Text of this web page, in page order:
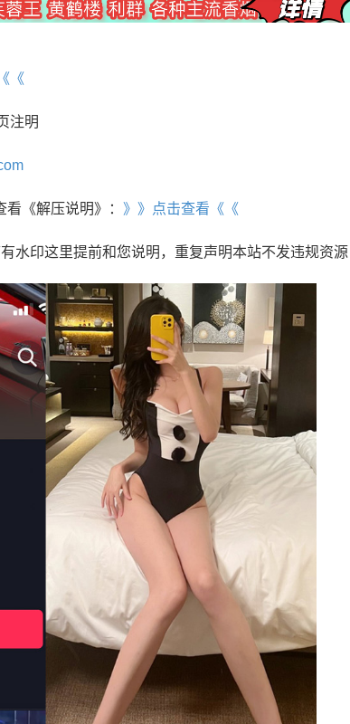
《
注明
《解压说明》： 》》点击查看《《
水印这里提前和您说明，重复声明本站不发违规资源